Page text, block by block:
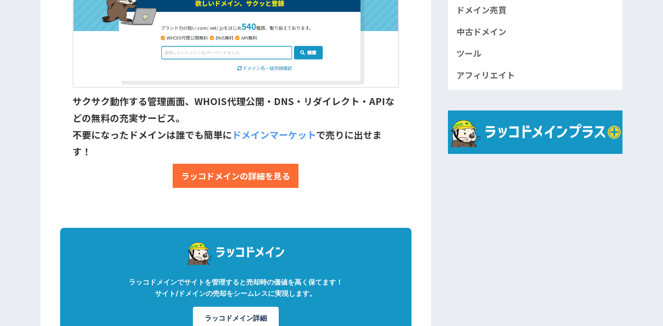
サクサク動作する管理画面、WHOIS代理公開・DNS・リダイレクト・APIな
どの無料の充実サービス。
不要になったドメインは誰でも簡単に ドメインマーケットで売りに出せま
す！
ラッコドメインの詳細を見る
ラッコドメインでサイトを管理すると売却時の価値を高く保てます！
サイト/ドメインの売却をシームレスに実現します。
ラッコドメイン詳細
ドメイン売買
中古ドメイン
ツール
アフィリエイト